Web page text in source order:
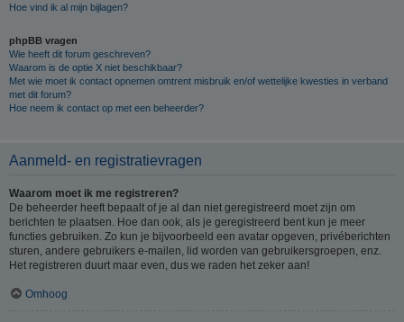
Hoe vind ik al mijn bijlagen?
phpBB vragen
Wie heeft dit forum geschreven?
Waarom is de optie X niet beschikbaar?
Met wie moet ik contact opnemen omtrent misbruik en/of wettelijke kwesties in verband
met dit forum?
Hoe neem ik contact op met een beheerder?
Aanmeld- en registratievragen
Waarom moet ik me registreren?
De beheerder heeft bepaalt of je al dan niet geregistreerd moet zijn om
berichten te plaatsen. Hoe dan ook, als je geregistreerd bent kun je meer
functies gebruiken. Zo kun je bijvoorbeeld een avatar opgeven, privéberichten
sturen, andere gebruikers e-mailen, lid worden van gebruikersgroepen, enz.
Het registreren duurt maar even, dus we raden het zeker aan!
Omhoog